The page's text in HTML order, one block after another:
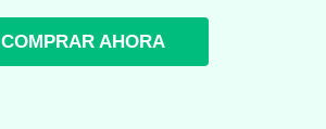
COMPRAR AHORA